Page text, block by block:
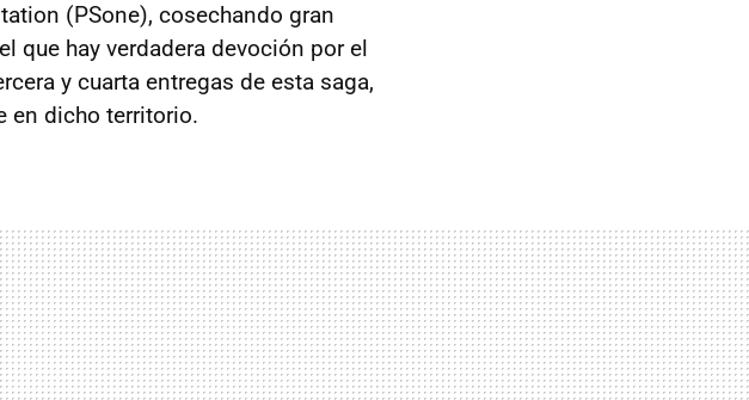
(PSone), cosechando gran
que hay verdadera devoción por el
y cuarta entregas de esta saga,
en dicho territorio.